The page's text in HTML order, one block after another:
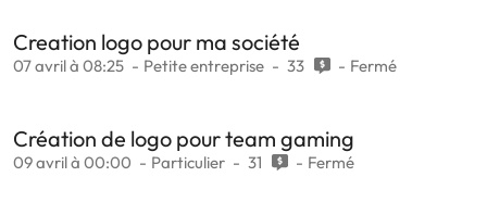
Creation logo pour ma société
07 avril à 08:25 Petite entreprise 33 Fermé
Création de logo pour team gaming
09 avril à 00:00 Particulier 31 Fermé